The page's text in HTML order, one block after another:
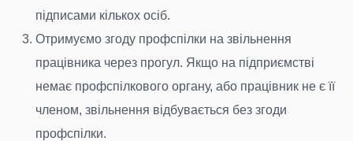
підписами кількох осіб.
Отримуємо згоду профспілки на звільнення
працівника через прогул. Якщо на підприємстві
немає профспілкового органу, або працівник не є її
членом, звільнення відбувається без згоди
профспілки.